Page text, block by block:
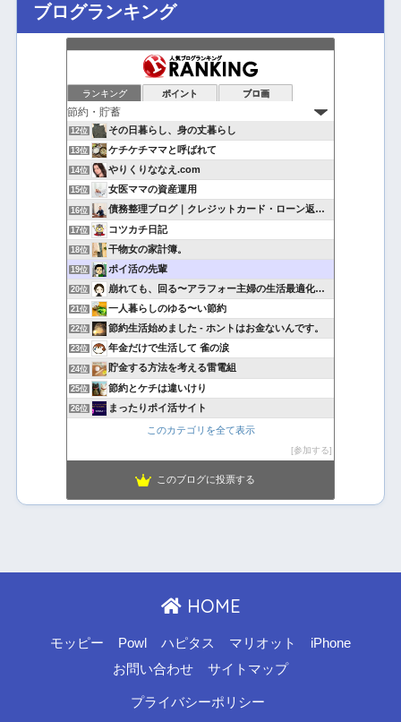
ブログランキング
ランキング ポイント ブロ画
12位 その日暮らし、身の丈暮らし
13位 ケチケチママと呼ばれて
14位 やりくりななえ.com
15位 女医ママの資産運用
16位 債務整理ブログ｜クレジットカード・ローン返済で悩んでいる方へ
17位 コツカチ日記
18位 干物女の家計簿。
19位 ポイ活の先輩
20位 崩れても、回る〜アラフォー主婦の生活最適化日記
21位 一人暮らしのゆる〜い節約
22位 節約生活始めました - ホントはお金ないんです。
23位 年金だけで生活して 雀の涙
24位 貯金する方法を考える雷電組
25位 節約とケチは違いけり
26位 まったりポイ活サイト
このカテゴリを全て表示
参加する
このブログに投票する
HOME
モッピー Powl ハピタス マリオット
iPhone
お問い合わせ
サイトマップ
プライバシーポリシー